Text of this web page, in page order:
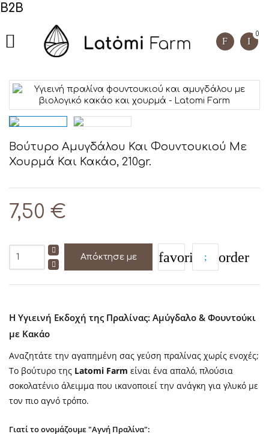
B2B
 0
Βούτυρο Αμυγδάλου Και Φουντουκιού Με
Χουρμά Και Κακάο, 210gr.
7,50 €
Απόκτησε με favorite_border
Η Υγιεινή Εκδοχή της Πραλίνας: Αμύγδαλο & Φουντούκι
με Κακάο
Αναζητάτε την αγαπημένη σας γεύση πραλίνας χωρίς ενοχές;
Το βούτυρο της Latomi Farm είναι ένα απαλό, πλούσια
σοκολατένιο άλειμμα που ικανοποιεί την ανάγκη για γλυκό με
τον πιο αγνό τρόπο.
Γιατί το ονομάζουμε "Αγνή Πραλίνα":